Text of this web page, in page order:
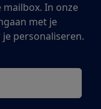
mailbox. In onze
met je
personaliseren.